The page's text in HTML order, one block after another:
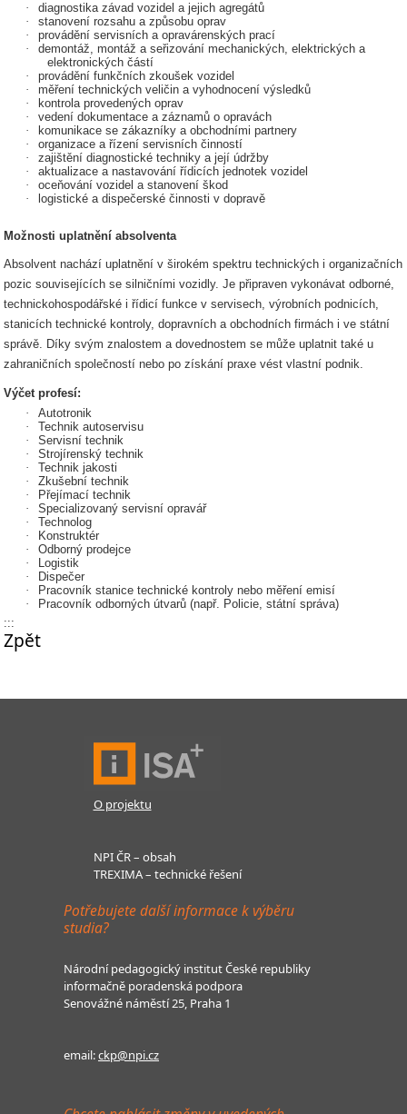
·
diagnostika závad vozidel a jejich agregátů
·
stanovení rozsahu a způsobu oprav
·
provádění servisních a opravárenských prací
·
demontáž, montáž a seřizování mechanických, elektrických a
elektronických částí
·
provádění funkčních zkoušek vozidel
·
měření technických veličin a vyhodnocení výsledků
·
kontrola provedených oprav
·
vedení dokumentace a záznamů o opravách
·
komunikace se zákazníky a obchodními partnery
·
organizace a řízení servisních činností
·
zajištění diagnostické techniky a její údržby
·
aktualizace a nastavování řídicích jednotek vozidel
·
oceňování vozidel a stanovení škod
·
logistické a dispečerské činnosti v dopravě
Možnosti uplatnění absolventa
Absolvent nachází uplatnění v širokém spektru technických i organizačních
pozic souvisejících se silničními vozidly. Je připraven vykonávat odborné,
technickohospodářské i řídicí funkce v servisech, výrobních podnicích,
stanicích technické kontroly, dopravních a obchodních firmách i ve státní
správě. Díky svým znalostem a dovednostem se může uplatnit také u
zahraničních společností nebo po získání praxe vést vlastní podnik.
Výčet profesí:
·
Autotronik
·
Technik autoservisu
·
Servisní technik
·
Strojírenský technik
·
Technik jakosti
·
Zkušební technik
·
Přejímací technik
·
Specializovaný servisní opravář
·
Technolog
·
Konstruktér
·
Odborný prodejce
·
Logistik
·
Dispečer
·
Pracovník stanice technické kontroly nebo měření emisí
·
Pracovník odborných útvarů (např. Policie, státní správa)
:::
Zpět
O projektu
NPI ČR – obsah
TREXIMA – technické řešení
Potřebujete další informace k výběru
studia?
Národní pedagogický institut České republiky
informačně poradenská podpora
Senovážné náměstí 25, Praha 1
email:ckp@npi.cz